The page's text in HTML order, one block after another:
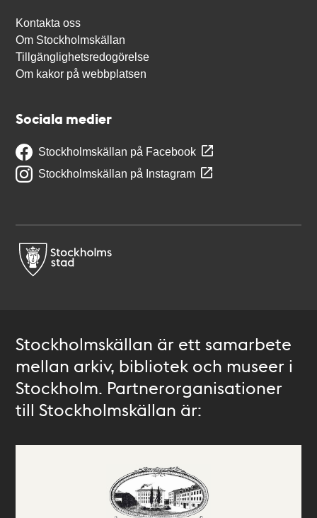
Kontakta oss
Om Stockholmskällan
Tillgänglighetsredogörelse
Om kakor på webbplatsen
Sociala medier
Stockholmskällan på Facebook
Stockholmskällan på Instagram
Stockholmskällan är ett samarbete
mellan arkiv, bibliotek och museer i
Stockholm. Partnerorganisationer
till Stockholmskällan är: